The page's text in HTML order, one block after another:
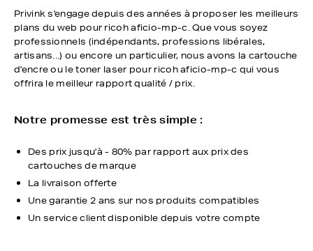
Privink s'engage depuis des années à proposer les meilleurs
plans du web pour ricoh aficio-mp-c. Que vous soyez
professionnels (indépendants, professions libérales,
artisans...) ou encore un particulier, nous avons la cartouche
d'encre ou le toner laser pour ricoh aficio-mp-c qui vous
offrira le meilleur rapport qualité / prix.
Notre promesse est très simple :
Des prix jusqu'à - 80% par rapport aux prix des
cartouches de marque
La livraison offerte
Une garantie 2 ans sur nos produits compatibles
Un service client disponible depuis votre compte